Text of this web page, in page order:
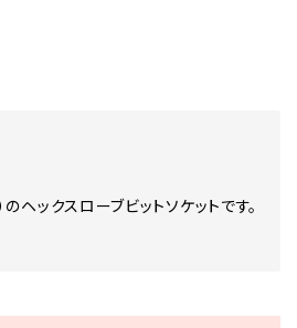
ヘックスローブビットソケットです。